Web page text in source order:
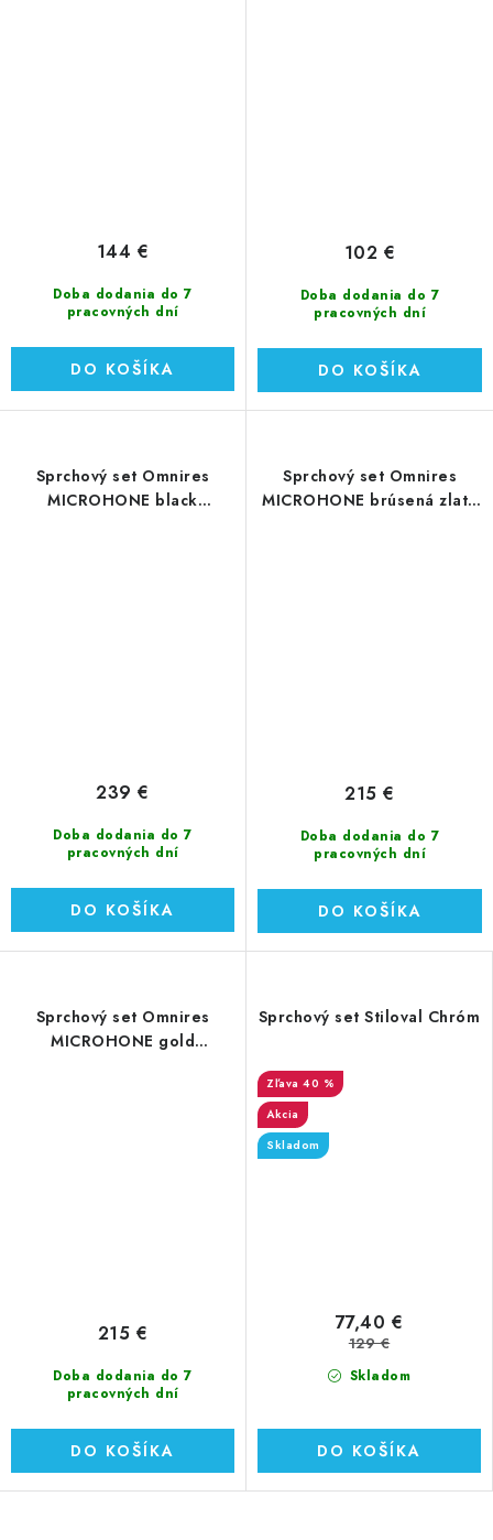
Doba dodania do 7
pracovných dní
144 €
DO KOŠÍKA
Doba dodania do 7
pracovných dní
102 €
DO KOŠÍKA
Sprchový set Omnires
MICROHONE black
Doba dodania do 7
pracovných dní
239 €
DO KOŠÍKA
Sprchový set Omnires
MICROHONE brúsená zlatá
Doba dodania do 7
pracovných dní
215 €
DO KOŠÍKA
Sprchový set Omnires
MICROHONE gold
Doba dodania do 7
pracovných dní
215 €
DO KOŠÍKA
Sprchový set Stiloval Chróm
40 %
Akcia
Skladom
Skladom
77,40 €
129 €
DO KOŠÍKA